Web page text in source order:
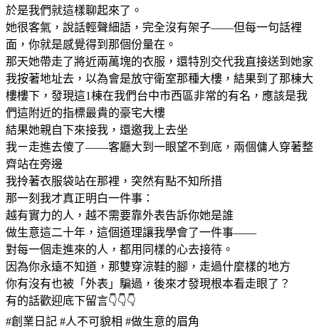
於是我們就這樣聊起來了。
她很客氣，說話輕聲細語，完全沒有架子——但每一句話裡
面，你就是感覺得到那個份量在。
那天她帶走了將近兩萬塊的衣服，還特別交代我直接送到她家
我按著地址去，以為會是放守衛室那種大樓，結果到了那棟大
樓樓下，發現這1棟在我們台中市西區非常的有名，應該是我
們這附近的指標最貴的豪宅大樓
結果她親自下來接我，還邀我上去坐
我ㄧ走進去傻了——客廳大到一眼望不到底，兩個傭人穿著整
齊站在旁邊
我拎著衣服袋站在那裡，突然有點不知所措
那一刻我才真正明白一件事：
越有實力的人，越不需要靠外表告訴你她是誰
做生意這二十年，這個道理讓我學會了一件事——
對每一個走進來的人，都用同樣的心去接待。
因為你永遠不知道，那雙穿涼鞋的腳，走過什麼樣的地方
你有沒有也被「外表」騙過，後來才發現根本看走眼了？
有的話歡迎底下留言👇👇👇
#創業日記 #人不可貌相 #做生意的眉角